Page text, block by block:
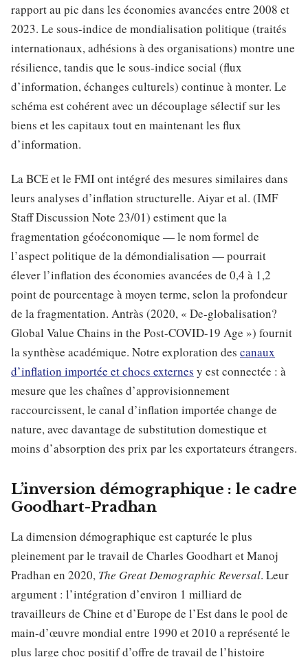
rapport au pic dans les économies avancées entre 2008 et
2023. Le sous-indice de mondialisation politique (traités
internationaux, adhésions à des organisations) montre une
résilience, tandis que le sous-indice social (flux
d’information, échanges culturels) continue à monter. Le
schéma est cohérent avec un découplage sélectif sur les
biens et les capitaux tout en maintenant les flux
d’information.
La BCE et le FMI ont intégré des mesures similaires dans
leurs analyses d’inflation structurelle. Aiyar et al. (IMF
Staff Discussion Note 23/01) estiment que la
fragmentation géoéconomique — le nom formel de
l’aspect politique de la démondialisation — pourrait
élever l’inflation des économies avancées de 0,4 à 1,2
point de pourcentage à moyen terme, selon la profondeur
de la fragmentation. Antràs (2020, « De-globalisation?
Global Value Chains in the Post-COVID-19 Age ») fournit
la synthèse académique. Notre exploration des canaux
d’inflation importée et chocs externes y est connectée : à
mesure que les chaînes d’approvisionnement
raccourcissent, le canal d’inflation importée change de
nature, avec davantage de substitution domestique et
moins d’absorption des prix par les exportateurs étrangers.
L’inversion démographique : le cadre
Goodhart-Pradhan
La dimension démographique est capturée le plus
pleinement par le travail de Charles Goodhart et Manoj
Pradhan en 2020, The Great Demographic Reversal. Leur
argument : l’intégration d’environ 1 milliard de
travailleurs de Chine et d’Europe de l’Est dans le pool de
main-d’œuvre mondial entre 1990 et 2010 a représenté le
plus large choc positif d’offre de travail de l’histoire